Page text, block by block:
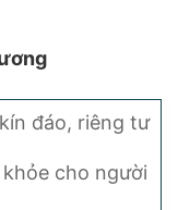
đáo, riêng tư
cho người